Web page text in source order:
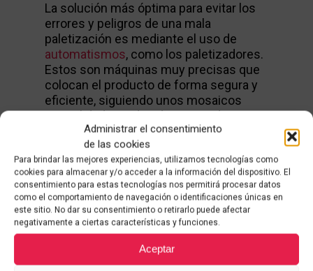
Administrar el consentimiento
de las cookies
Para brindar las mejores experiencias, utilizamos tecnologías como
cookies para almacenar y/o acceder a la información del dispositivo. El
consentimiento para estas tecnologías nos permitirá procesar datos
como el comportamiento de navegación o identificaciones únicas en
este sitio. No dar su consentimiento o retirarlo puede afectar
negativamente a ciertas características y funciones.
Aceptar
La solución más óptima para evitar los
errores y peligros de una mala
paletización es mediante el uso de
automatismos, como los paletizadores.
Estos son máquinas muy precisas que
colocan el producto de forma segura y
eficiente, siguiendo unos mosaicos
consolidados. Además, se pueden
complementar con máquinas de
preparación del producto, como los
conformadores, que homogeneizan los
sacos antes de ser paletizados,
maximizando así la estabilidad del palet
formado. Las líneas de paletización se
pueden equipar también con flejadoras
o envolvedoras, máquinas automáticas
que fijan la mercancía con el film o fleje